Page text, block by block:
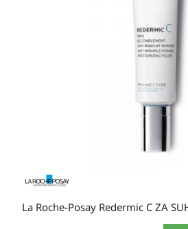
La Roche-Posay Redermic C ZA